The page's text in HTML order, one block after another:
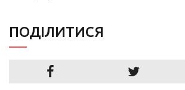
ПОДIЛИТИСЯ